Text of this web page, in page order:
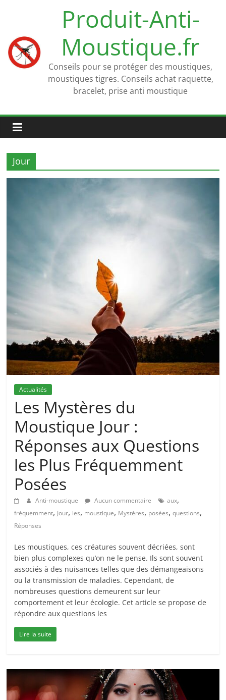
Produit-Anti-
Moustique.fr
Conseils pour se protéger des moustiques,
moustiques tigres. Conseils achat raquette,
bracelet, prise anti moustique
Jour
Actualités
Les Mystères du
Moustique Jour :
Réponses aux Questions
les Plus Fréquemment
Posées
Anti-moustique Aucun commentaire aux,
fréquemment, Jour, les, moustique, Mystères, posées,questions,
Réponses
Les moustiques, ces créatures souvent décriées, sont
bien plus complexes qu’on ne le pense. Ils sont souvent
associés à des nuisances telles que des démangeaisons
ou la transmission de maladies. Cependant, de
nombreuses questions demeurent sur leur
comportement et leur écologie. Cet article se propose de
répondre aux questions les
Lire la suite